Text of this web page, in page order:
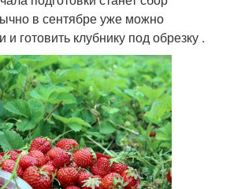
в сентябре уже можно
и готовить клубнику под обрезку .